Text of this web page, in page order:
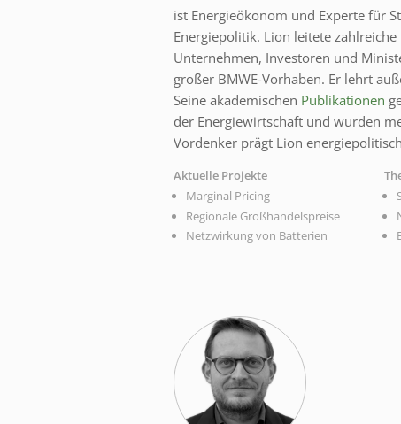
ist Energieökonom und Experte für
Energiepolitik. Lion leitete
Unternehmen, Investoren und
großer BMWE-Vorhaben. Er lehrt
Seine akademischen Publikationen
der Energiewirtschaft und wurden
Vordenker prägt Lion
Aktuelle Projekte
Marginal Pricing
Regionale Großhandelspreise
Netzwirkung von Batterien